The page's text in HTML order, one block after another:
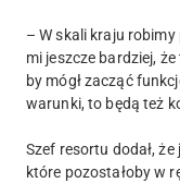
– W skali kraju
mi jeszcze bardziej,
by mógł zacząć
warunki, to będą też
Szef resortu dodał,
które pozostałoby w